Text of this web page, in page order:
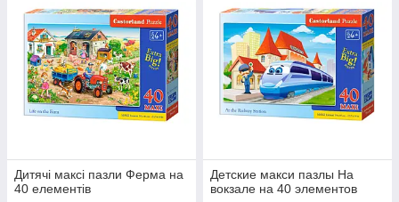
Дитячі максі пазли Ферма на
40 елементів
Детские макси пазлы На
вокзале на 40 элементов